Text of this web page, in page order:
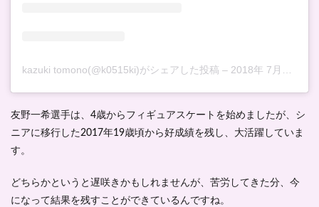
kazuki tomono(@k0515ki)がシェアした投稿 – 2018年 7月月27日午後10時40分PDT
友野一希選手は、4歳からフィギュアスケートを始めましたが、シ
ニアに移行した2017年19歳頃から好成績を残し、大活躍 していま
す。
どちらかというと遅咲きかもしれませんが、苦労してきた分、今
になって結果を残すことができているんですね。